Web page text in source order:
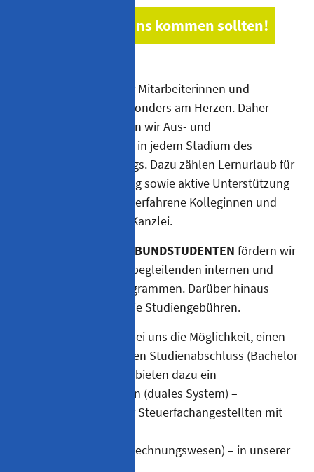
Warum Sie zu uns kommen sollten!
Die Entwicklung unserer Mitarbeiterinnen und
Mitarbeiter liegt uns besonders am Herzen. Daher
fördern und unterstützen wir Aus- und
Weiterbildungswünsche in jedem Stadium des
persönlichen Werdegangs. Dazu zählen Lernurlaub für
die Prüfungsvorbereitung sowie aktive Unterstützung
und Hilfestellung durch erfahrene Kolleginnen und
Kollegen innerhalb der Kanzlei.
VERBUNDSTUDENTEN fördern wir
zudem mit ausbildungsbegleitenden internen und
externen Schulungsprogrammen. Darüber hinaus
übernehmen wir auch die Studiengebühren.
haben bei uns die Möglichkeit, einen
international anerkannten Studienabschluss (Bachelor
of Arts) zu erlangen. Wir bieten dazu ein
Verbundstudium Steuern (duales System) –
Berufsausbildung zum/r Steuerfachangestellten mit
(Fachrichtung Steuern/Rechnungswesen) – in unserer